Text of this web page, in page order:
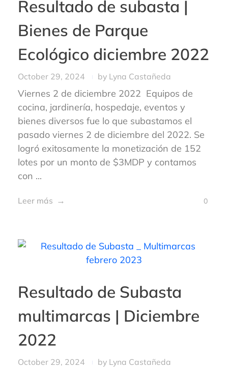
Resultado de subasta |
Bienes de Parque
Ecológico diciembre 2022
October 29, 2024 by Lyna Castañeda
Viernes 2 de diciembre 2022 Equipos de
cocina, jardinería, hospedaje, eventos y
bienes diversos fue lo que subastamos el
pasado viernes 2 de diciembre del 2022. Se
logró exitosamente la monetización de 152
lotes por un monto de $3MDP y contamos
con ...
Leer más 0
Resultado de Subasta
multimarcas | Diciembre
2022
October 29, 2024 by Lyna Castañeda